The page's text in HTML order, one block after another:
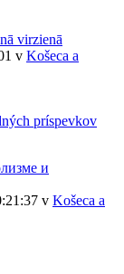
virzienā
v Košeca a
и
v Košeca a